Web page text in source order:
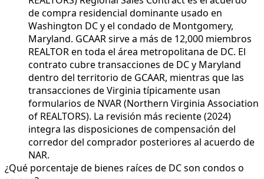
de compra residencial dominante usado en
Washington DC y el condado de Montgomery,
Maryland. GCAAR sirve a más de 12,000 miembros
REALTOR en toda el área metropolitana de DC. El
contrato cubre transacciones de DC y Maryland
dentro del territorio de GCAAR, mientras que las
transacciones de Virginia típicamente usan
formularios de NVAR (Northern Virginia Association
of REALTORS). La revisión más reciente (2024)
integra las disposiciones de compensación del
corredor del comprador posteriores al acuerdo de
NAR.
¿Qué porcentaje de bienes raíces de DC son condos o